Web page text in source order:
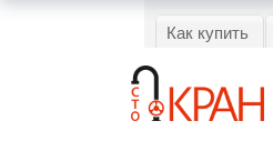
Как купить